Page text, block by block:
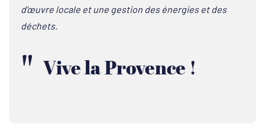
d’œuvre locale et une gestion des énergies et des
déchets.
Vive la Provence !